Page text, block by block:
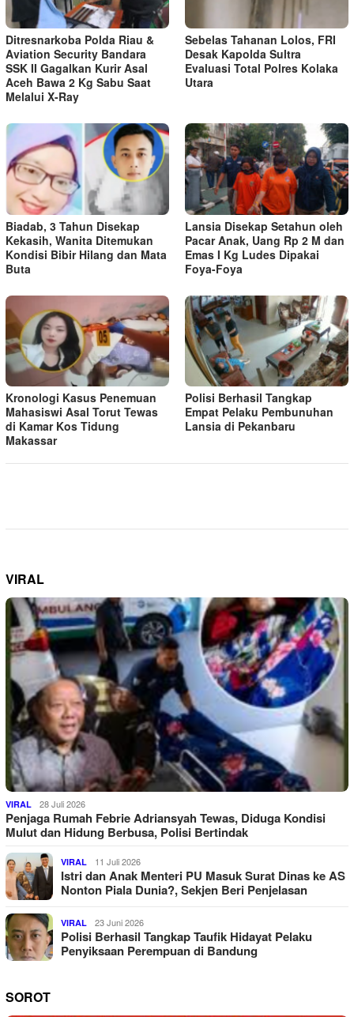
Ditresnarkoba Polda Riau &
Aviation Security Bandara
SSK II Gagalkan Kurir Asal
Aceh Bawa 2 Kg Sabu Saat
Melalui X-Ray
Sebelas Tahanan Lolos, FRI
Desak Kapolda Sultra
Evaluasi Total Polres Kolaka
Utara
Biadab, 3 Tahun Disekap
Kekasih, Wanita Ditemukan
Kondisi Bibir Hilang dan Mata
Buta
Lansia Disekap Setahun oleh
Pacar Anak, Uang Rp 2 M dan
Emas I Kg Ludes Dipakai
Foya-Foya
Kronologi Kasus Penemuan
Mahasiswi Asal Torut Tewas
di Kamar Kos Tidung
Makassar
Polisi Berhasil Tangkap
Empat Pelaku Pembunuhan
Lansia di Pekanbaru
VIRAL
VIRAL 28 Juli 2026
Penjaga Rumah Febrie Adriansyah Tewas, Diduga Kondisi
Mulut dan Hidung Berbusa, Polisi Bertindak
VIRAL 11 Juli 2026
Istri dan Anak Menteri PU Masuk Surat Dinas ke AS
Nonton Piala Dunia?, Sekjen Beri Penjelasan
VIRAL 23 Juni 2026
Polisi Berhasil Tangkap Taufik Hidayat Pelaku
Penyiksaan Perempuan di Bandung
SOROT